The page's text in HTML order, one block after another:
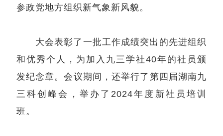
参政党地方组织新气象新风貌。
大会表彰了一批工作成绩突出的先进组织
和优秀个人，为加入九三学社40年的社员颁
发纪念章。会议期间，还举行了第四届湖南九
三科创峰会，举办了2024年度新社员培训
班。